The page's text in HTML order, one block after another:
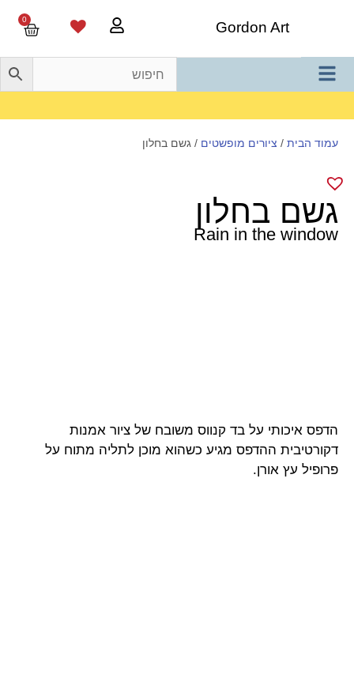
Gordon Art
0
עמוד הבית / ציורים מופשטים / גשם בחלון
גשם בחלון
Rain in the window
הדפס איכותי על בד קנווס משובח של ציור אמנות
דקורטיבית ההדפס מגיע כשהוא מוכן לתליה מתוח על
פרופיל עץ אורן.